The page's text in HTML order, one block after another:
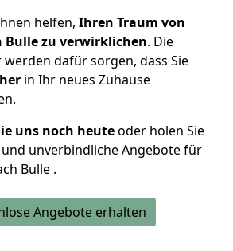
helfen, Ihren Traum von
Bulle zu verwirklichen. Die
dafür sorgen, dass Sie
in Ihr neues Zuhause
uns noch heuteoder holen Sie
unverbindliche Angebote für
Bulle .
Angebote erhalten